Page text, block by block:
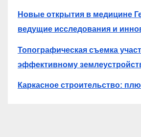
Новые открытия в медицине
ведущие исследования и
Топографическая съемка
эффективному
Каркасное строительство: